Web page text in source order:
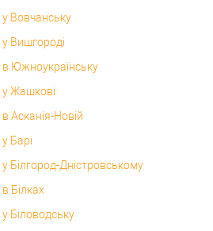
у Вовчанську
Вишгороді
в Южноукраїнську
у Жашкові
Асканія-Новій
Барі
Білгород-Дністровському
Білках
Біловодську